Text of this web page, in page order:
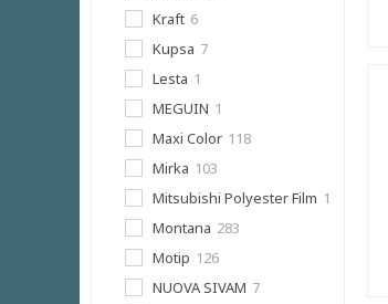
Kraft 6
Kupsa 7
Lesta 1
MEGUIN 1
Maxi Color 118
Mirka 103
Mitsubishi Polyester Film 1
Montana 283
Motip 126
NUOVA SIVAM 7